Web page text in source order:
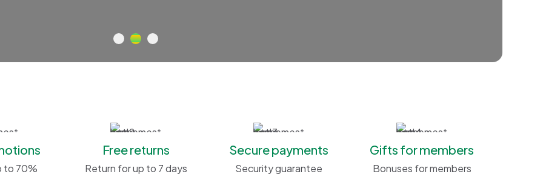
to 70%
Free returns
Return for up to 7 days
Secure payments
Security guarantee
Gifts for members
Bonuses for members